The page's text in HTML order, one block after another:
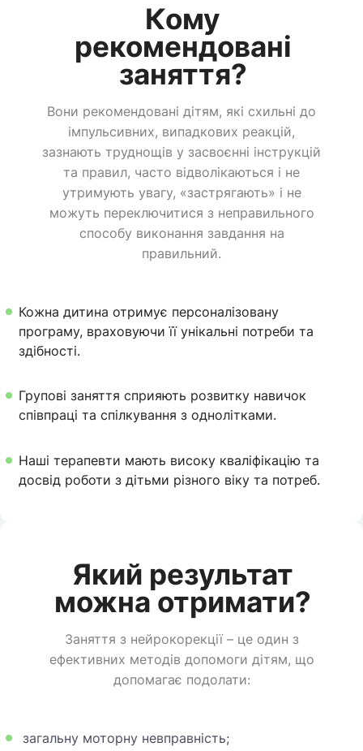
Кому
рекомендовані
заняття?
Вони рекомендовані дітям, які схильні до
імпульсивних, випадкових реакцій,
зазнають труднощів у засвоєнні інструкцій
та правил, часто відволікаються і не
утримують увагу, «застрягають» і не
можуть переключитися з неправильного
способу виконання завдання на
правильний.
Кожна дитина отримує персоналізовану
програму, враховуючи її унікальні потреби та
здібності.
Групові заняття сприяють розвитку навичок
співпраці та спілкування з однолітками.
Наші терапевти мають високу кваліфікацію та
досвід роботи з дітьми різного віку та потреб.
Який результат
можна отримати?
Заняття з нейрокорекції – це один з
ефективних методів допомоги дітям, що
допомагає подолати:
загальну моторну невправність;